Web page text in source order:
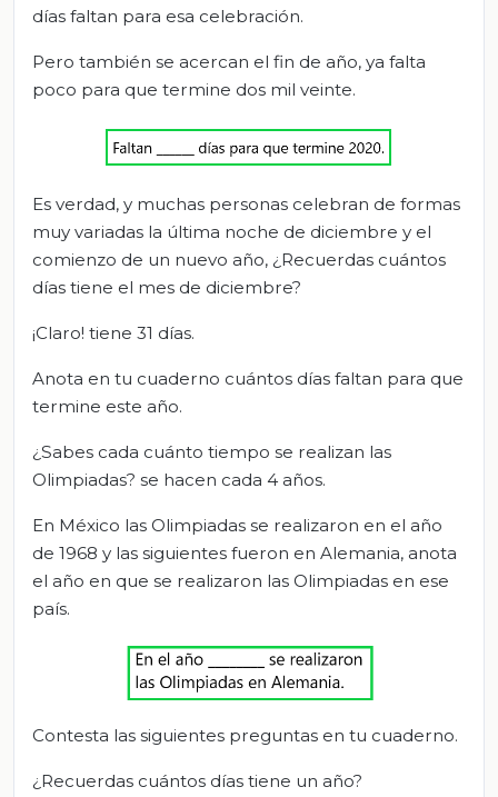
días faltan para esa celebración.
Pero también se acercan el fin de año, ya falta
poco para que termine dos mil veinte.
Es verdad, y muchas personas celebran de formas
muy variadas la última noche de diciembre y el
comienzo de un nuevo año, ¿Recuerdas cuántos
días tiene el mes de diciembre?
¡Claro! tiene 31 días.
Anota en tu cuaderno cuántos días faltan para que
termine este año.
¿Sabes cada cuánto tiempo se realizan las
Olimpiadas? se hacen cada 4 años.
En México las Olimpiadas se realizaron en el año
de 1968 y las siguientes fueron en Alemania, anota
el año en que se realizaron las Olimpiadas en ese
país.
Contesta las siguientes preguntas en tu cuaderno.
¿Recuerdas cuántos días tiene un año?